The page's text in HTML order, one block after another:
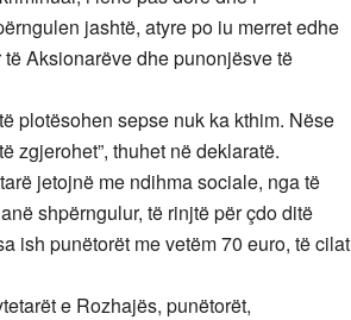
jashtë, atyre po iu merret edhe
Aksionarëve dhe punonjësve të
plotësohen sepse nuk ka kthim. Nëse
zgjerohet”, thuhet në deklaratë.
jetojnë me ndihma sociale, nga të
shpërngulur, të rinjtë për çdo ditë
ish punëtorët me vetëm 70 euro, të cilat
e Rozhajës, punëtorët,